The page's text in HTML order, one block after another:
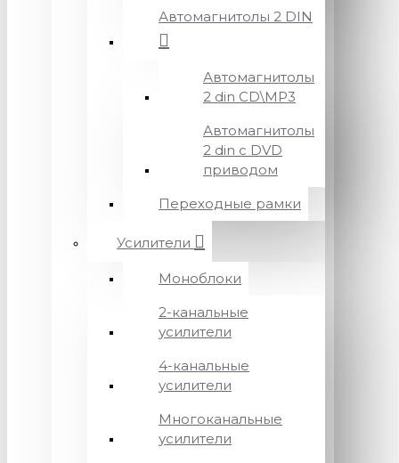
Автомагнитолы 2 DIN
Автомагнитолы
2 din CD\MP3
Автомагнитолы
2 din с DVD
приводом
Переходные рамки
Усилители
Моноблоки
2-канальные
усилители
4-канальные
усилители
Многоканальные
усилители